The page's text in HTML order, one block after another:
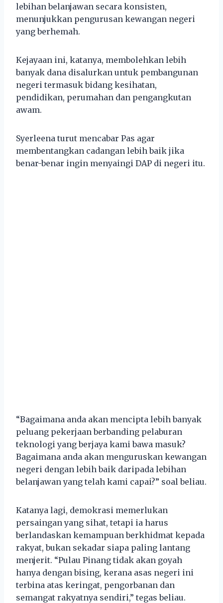
lebihan belanjawan secara konsisten,
menunjukkan pengurusan kewangan negeri
yang berhemah.
Kejayaan ini, katanya, membolehkan lebih
banyak dana disalurkan untuk pembangunan
negeri termasuk bidang kesihatan,
pendidikan, perumahan dan pengangkutan
awam.
Syerleena turut mencabar Pas agar
membentangkan cadangan lebih baik jika
benar-benar ingin menyaingi DAP di negeri itu.
“Bagaimana anda akan mencipta lebih banyak
peluang pekerjaan berbanding pelaburan
teknologi yang berjaya kami bawa masuk?
Bagaimana anda akan menguruskan kewangan
negeri dengan lebih baik daripada lebihan
belanjawan yang telah kami capai?” soal beliau.
Katanya lagi, demokrasi memerlukan
persaingan yang sihat, tetapi ia harus
berlandaskan kemampuan berkhidmat kepada
rakyat, bukan sekadar siapa paling lantang
menjerit. “Pulau Pinang tidak akan goyah
hanya dengan bising, kerana asas negeri ini
terbina atas keringat, pengorbanan dan
semangat rakyatnya sendiri,” tegas beliau.